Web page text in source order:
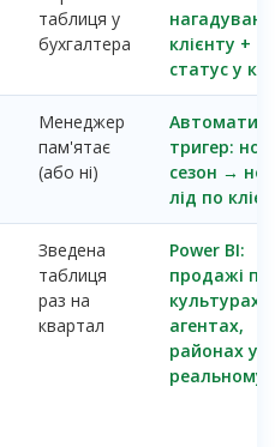
таблиця у
бухгалтера
клієнту +
статус у
Менеджер
пам'ятає
(або ні)
тригер:
сезон →
лід по
Зведена
таблиця
раз на
квартал
Power BI:
продажі по
культурах,
агентах,
районах у
реальному